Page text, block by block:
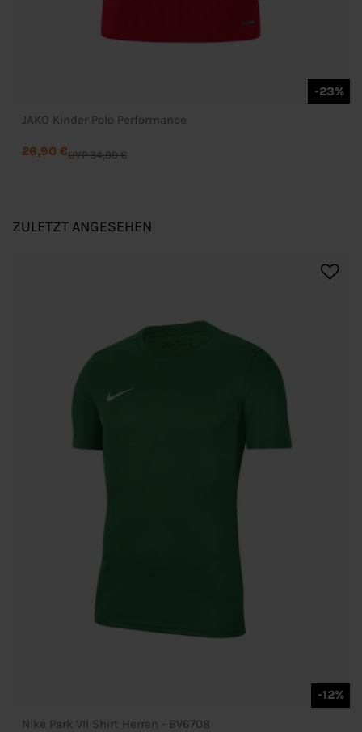
-23%
JAKO Kinder Polo Performance
UVP 34,99 €
26,90 €
ZULETZT ANGESEHEN
-12%
Nike Park VII Shirt Herren - BV6708